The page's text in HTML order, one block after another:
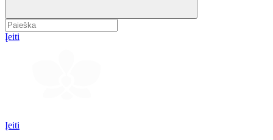
Įeiti
Įeiti